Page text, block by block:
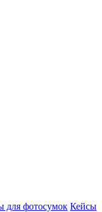
для фотосумок Кейсы